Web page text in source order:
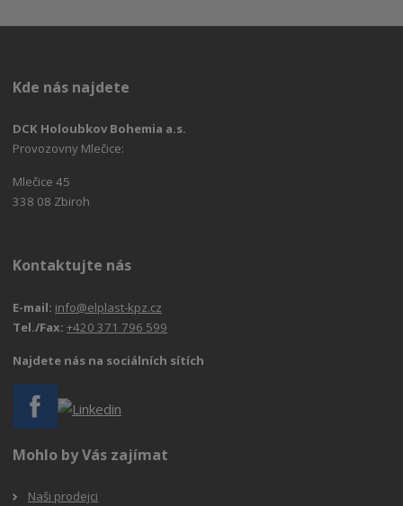
Kde nás najdete
DCK Holoubkov Bohemia a.s.
Provozovny Mlečice:
Mlečice 45
338 08 Zbiroh
Kontaktujte nás
E-mail: info@elplast-kpz.cz
Tel./Fax:+420 371 796 599
Najdete nás na sociálních sítích
Mohlo by Vás zajímat
Naši prodejci